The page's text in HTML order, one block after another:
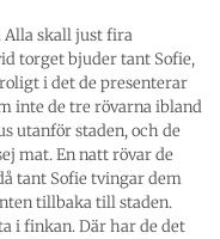
Alla skall just fira
torget bjuder tant Sofie,
i det de presenterar
inte de tre rövarna ibland
utanför staden, och de
mat. En natt rövar de
tant Sofie tvingar dem
tillbaka till staden.
i finkan. Där har de det